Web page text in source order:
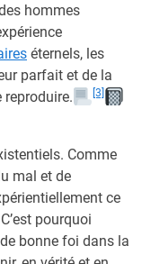
hommes
éternels, les
parfait et de la
reproduire.
[3]
Comme
mal et de
ce
pourquoi
bonne foi dans la